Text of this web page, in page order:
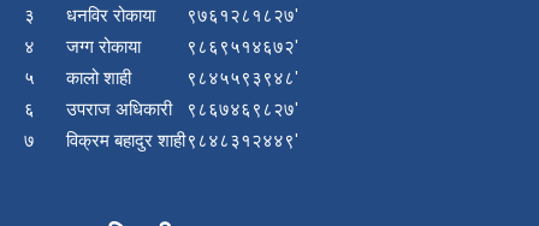
३ धनविर रोकाया
९७६१२८१८२७'
४
जग्ग रोकाया
९८६९५१४६७२'
५
कालो शाही
९८४५५९३९४८'
६
उपराज अधिकारी
९८६७४६९८२७'
७
विक्रम बहादुर शाही९८४८३१२४४९'